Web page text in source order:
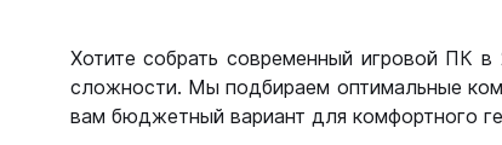
Хотите собрать современный игровой ПК
сложности. Мы подбираем оптимальные
вам бюджетный вариант для комфортного